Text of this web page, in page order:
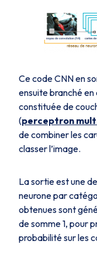
Ce code CNN en
ensuite branché
constituée de
(perceptron
de combiner les
classer l’image.
La sortie est une
neurone par
obtenues sont
de somme 1, pour
probabilité sur les